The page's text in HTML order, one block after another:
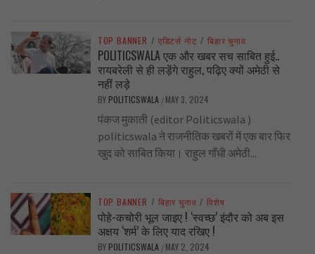
TOP BANNER / एडिटर्स नोट / बिहार चुनाव
POLITICSWALA एक और खबर सच साबित हुई..
रायबरेली से ही लड़ेंगे राहुल, पढ़िए क्यों अमेठी से
नहीं लड़े
BY POLITICSWALA / MAY 3, 2024
पंकज मुकाती (editor Politicswala )
politicswala ने राजनीतिक खबरों में एक बार फिर
खुद को साबित किया। राहुल गाँधी अमेठी...
TOP BANNER / बिहार चुनाव / विशेष
पोहे-कचोरी भूल जाइए ! ‘स्वच्छ’ इंदौर को अब इस
अक्षय ‘शर्म’ के लिए याद रखिए !
BY POLITICSWALA / MAY 2, 2024